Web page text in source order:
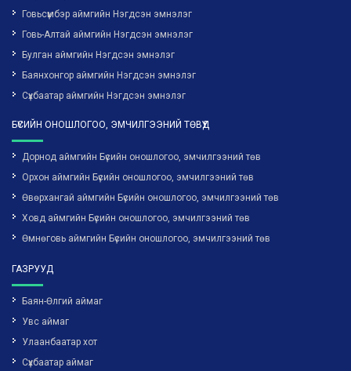
Говьсүмбэр аймгийн Нэгдсэн эмнэлэг
Говь-Алтай аймгийн Нэгдсэн эмнэлэг
Булган аймгийн Нэгдсэн эмнэлэг
Баянхонгор аймгийн Нэгдсэн эмнэлэг
Сүхбаатар аймгийн Нэгдсэн эмнэлэг
БҮСИЙН ОНОШЛОГОО, ЭМЧИЛГЭЭНИЙ ТӨВҮҮД
Дорнод аймгийн Бүсийн оношлогоо, эмчилгээний төв
Орхон аймгийн Бүсийн оношлогоо, эмчилгээний төв
Өвөрхангай аймгийн Бүсийн оношлогоо, эмчилгээний төв
Ховд аймгийн Бүсийн оношлогоо, эмчилгээний төв
Өмнөговь аймгийн Бүсийн оношлогоо, эмчилгээний төв
ГАЗРУУД
Баян-Өлгий аймаг
Увс аймаг
Улаанбаатар хот
Сүхбаатар аймаг